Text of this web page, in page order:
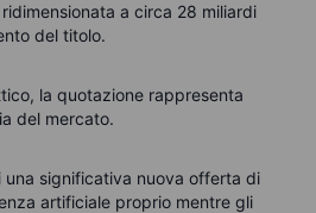
a circa 28 miliardi
del titolo.
la quotazione rappresenta
del mercato.
significativa nuova offerta di
artificiale proprio mentre gli